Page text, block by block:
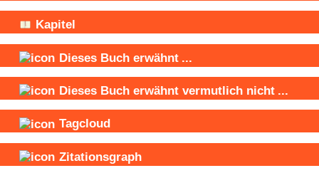
Kapitel
Dieses Buch erwähnt ...
Dieses Buch erwähnt vermutlich nicht ...
Tagcloud
Zitationsgraph